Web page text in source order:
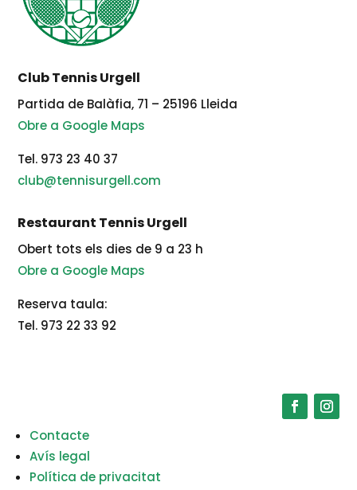
Club Tennis Urgell
Partida de Balàfia, 71 – 25196 Lleida
Obre a Google Maps
Tel. 973 23 40 37
club@tennisurgell.com
Restaurant Tennis Urgell
Obert tots els dies de 9 a 23 h
Obre a Google Maps
Reserva taula:
Tel. 973 22 33 92
Contacte
Avís legal
Política de privacitat